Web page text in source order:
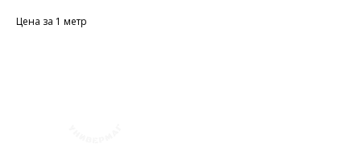
Цена за 1 метр